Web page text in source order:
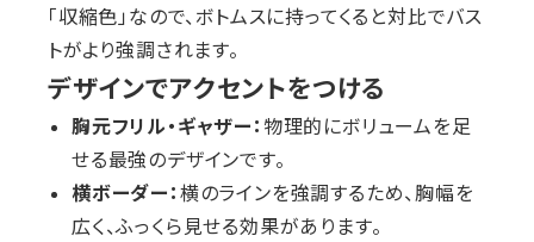
「収縮色」なので、ボトムスに持ってくると対比でバス
トがより強調されます。
デザインでアクセントをつける
胸元フリル・ギャザー： 物理的にボリュームを足
せる最強のデザインです。
横ボーダー： 横のラインを強調するため、胸幅を
広く、ふっくら見せる効果があります。